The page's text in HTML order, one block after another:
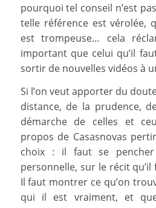
pourquoi tel conseil n’est
telle référence est vérolée,
est trompeuse… cela
important que celui qu’il
sortir de nouvelles vidéos à
Si l’on veut apporter du
distance, de la prudence,
démarche de celles et
propos de Casasnovas
choix : il faut se
personnelle, sur le récit
Il faut montrer ce qu’on
qui il est vraiment, et